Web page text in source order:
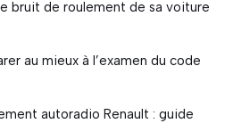
bruit de roulement de sa voiture
au mieux à l’examen du code
autoradio Renault : guide